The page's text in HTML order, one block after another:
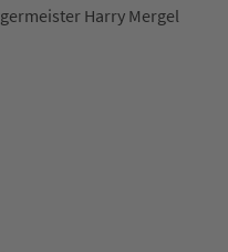
Harry Mergel